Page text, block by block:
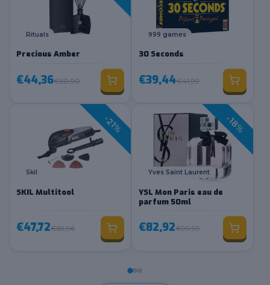
Rituals
Precious Amber
€44,36€50,90
999 games
30 Seconds
€39,44€41,99
-21%
Skil
SKIL Multitool
€47,72€59,96
-18%
Yves Saint Laurent
YSL Mon Paris eau de
parfum 50ml
€82,92€99,99